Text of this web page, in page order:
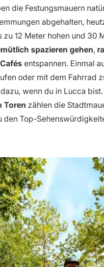
die Festungsmauern
abgehalten,
zu 12 Meter hohen und 30
spazieren gehen,
Cafés entspannen. Einmal
oder mit dem Fahrrad
wenn du in Lucca
Toren zählen die
den Top-